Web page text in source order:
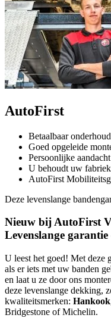
AutoFirst
Betaalbaar
Goed opgeleide
Persoonlijke
U behoudt uw
AutoFirst
Deze levenslange
Nieuw bij AutoFirst
Levenslange
U leest het goed! Met deze
als er iets met uw banden
en laat u ze door ons
deze levenslange dekking,
kwaliteitsmerken: Hankook
Bridgestone of Michelin.